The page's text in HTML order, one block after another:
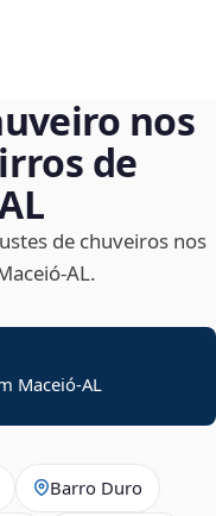
nos
de
de chuveiros nos
Maceió-AL
Barro Duro